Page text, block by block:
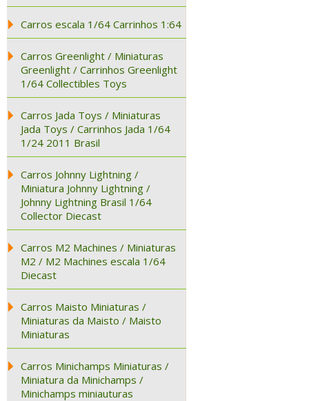
Carros escala 1/64 Carrinhos 1:64
Carros Greenlight / Miniaturas
Greenlight / Carrinhos Greenlight
1/64 Collectibles Toys
Carros Jada Toys / Miniaturas
Jada Toys / Carrinhos Jada 1/64
1/24 2011 Brasil
Carros Johnny Lightning /
Miniatura Johnny Lightning /
Johnny Lightning Brasil 1/64
Collector Diecast
Carros M2 Machines / Miniaturas
M2 / M2 Machines escala 1/64
Diecast
Carros Maisto Miniaturas /
Miniaturas da Maisto / Maisto
Miniaturas
Carros Minichamps Miniaturas /
Miniatura da Minichamps /
Minichamps miniauturas